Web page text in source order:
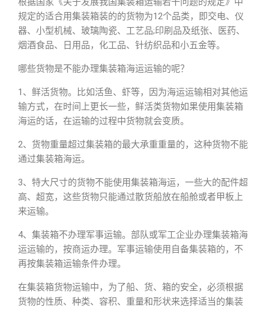
规定的适合用集装箱装的的货物为12个品类，即交电、仪
器、小型机械、玻璃陶瓷、工艺品;印刷品及纸张、医药、
烟酒食品、日用品，化工品、针纺织品和小五金等。
哪些货物是不能办理集装箱海运运输的呢？
1、鲜活货物。比如活鱼、虾等，因为海运运输相对其他运
输方式，在时间上更长一些，鲜活类货物如果使用集装箱
海运的话，在运输的过程中货物就会变质。
2、货物重量超过集装箱的最大承重重量的，这种货物不能
通过集装箱海运。
3、特大尺寸的货物不能使用集装箱海运，一些大的配件超
高、超宽，这些货物只能通过散货船放在船舱或者甲板上
来运输。
4、集装箱不办理军事运输。部队或军工企业办理集装箱海
运运输的，按商运办理。军事运输使用自备集装箱的，不
再按集装箱运输条件办理。
在集装箱货物运输中，为了船、货、箱的安全，必须根据
货物的性质、种类、容积、重量和形状来选择适当的集装